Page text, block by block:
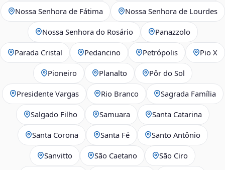
Nossa Senhora de Fátima Nossa Senhora de Lourdes
Nossa Senhora do Rosário Panazzolo
Parada Cristal Pedancino Petrópolis Pio X
Pioneiro Planalto Pôr do Sol
Presidente Vargas Rio Branco Sagrada Família
Salgado Filho Samuara Santa Catarina
Santa Corona Santa Fé Santo Antônio
Sanvitto São Caetano São Ciro